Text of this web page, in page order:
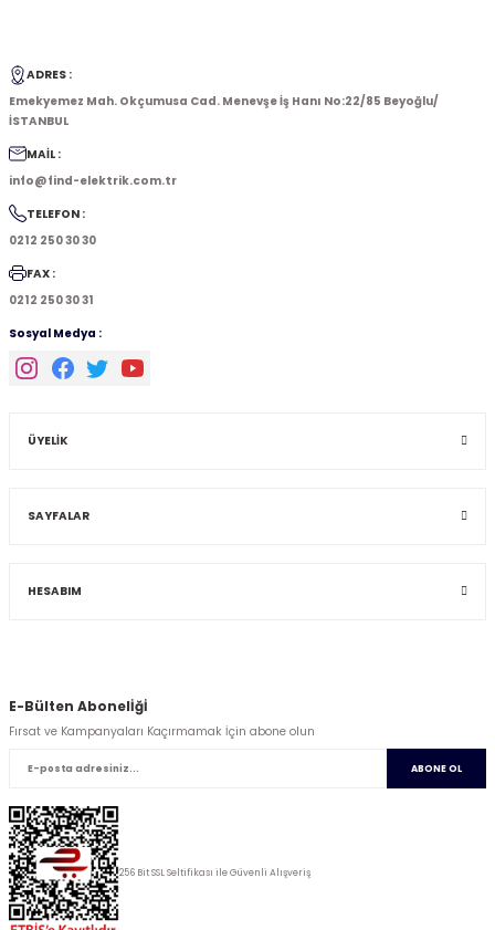
ADRES :
Emekyemez Mah. Okçumusa Cad. Menevşe İş Hanı No:22/85 Beyoğlu/
İSTANBUL
MAİL :
info@find-elektrik.com.tr
TELEFON :
0212 250 30 30
FAX :
0212 250 30 31
Sosyal Medya :
ÜYELİK
SAYFALAR
HESABIM
E-Bülten Abonelİğİ
Fırsat ve Kampanyaları Kaçırmamak İçin abone olun
ABONE OL
256 Bit SSL Seltifikası ile Güvenli Alışveriş